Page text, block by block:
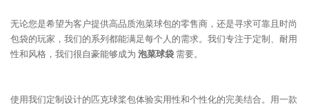
无论您是希望为客户提供高品质泡菜球包的零售商，还是寻求可靠且时尚
包袋的玩家，我们的系列都能满足每个人的需求。我们专注于定制、耐用
性和风格，我们很自豪能够成为 泡菜球袋 需要。
使用我们定制设计的匹克球桨包体验实用性和个性化的完美结合。用一款